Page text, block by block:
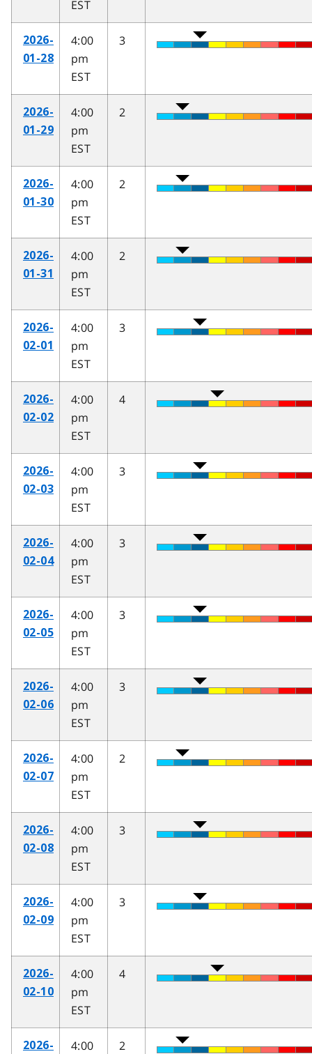
EST
2026-
01-28
4:00
pm
EST
3
2026-
01-29
4:00
pm
EST
2
2026-
01-30
4:00
pm
EST
2
2026-
01-31
4:00
pm
EST
2
2026-
02-01
4:00
pm
EST
3
2026-
02-02
4:00
pm
EST
4
2026-
02-03
4:00
pm
EST
3
2026-
02-04
4:00
pm
EST
3
2026-
02-05
4:00
pm
EST
3
2026-
02-06
4:00
pm
EST
3
2026-
02-07
4:00
pm
EST
2
2026-
02-08
4:00
pm
EST
3
2026-
02-09
4:00
pm
EST
3
2026-
02-10
4:00
pm
EST
4
2026-
4:00
2